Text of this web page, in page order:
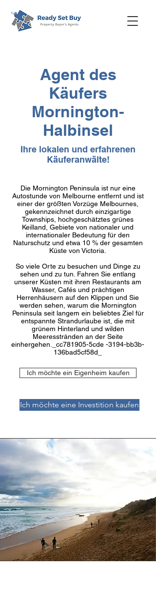
Agent des
Käufers
Mornington-
Halbinsel
Ihre lokalen und erfahrenen
Käuferanwälte!
Die Mornington Peninsula ist nur eine
Autostunde von Melbourne entfernt und ist
einer der größten Vorzüge Melbournes,
gekennzeichnet durch einzigartige
Townships, hochgeschätztes grünes
Keilland, Gebiete von nationaler und
internationaler Bedeutung für den
Naturschutz und etwa 10 % der gesamten
Küste von Victoria.
So viele Orte zu besuchen und Dinge zu
sehen und zu tun. Fahren Sie entlang
unserer Küsten mit ihren Restaurants am
Wasser, Cafés und prächtigen
Herrenhäusern auf den Klippen und Sie
werden sehen, warum die Mornington
Peninsula seit langem ein beliebtes Ziel für
entspannte Strandurlaube ist, die mit
grünem Hinterland und wilden
Meeresstränden an der Seite
einhergehen._cc781905-5cde -3194-bb3b-
136bad5cf58d_
Ich möchte ein Eigenheim kaufen
Ich möchte eine Investition kaufen